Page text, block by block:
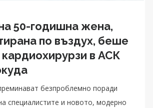
50-годишна жена,
по въздух, беше
кардиохирурзи в АСК
безпроблемно поради
специалистите и новото, модерно